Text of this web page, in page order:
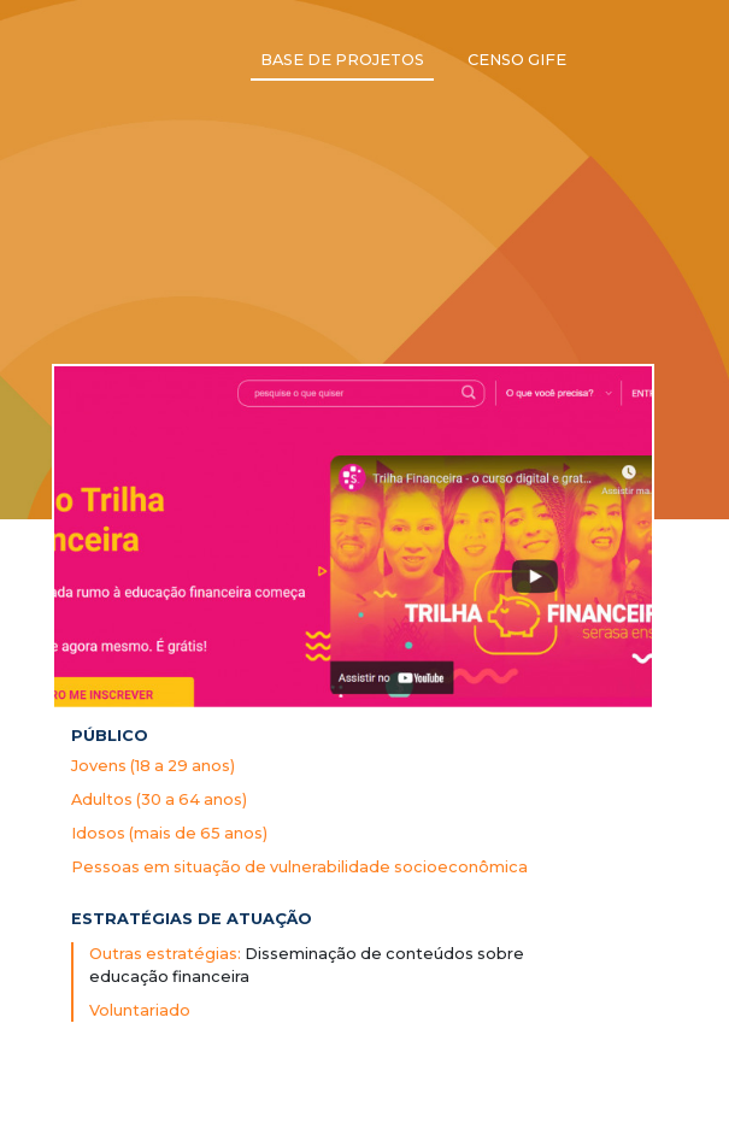
BASE DE PROJETOS CENSO GIFE
PÚBLICO
Jovens (18 a 29 anos)
Adultos (30 a 64 anos)
Idosos (mais de 65 anos)
Pessoas em situação de vulnerabilidade socioeconômica
ESTRATÉGIAS DE ATUAÇÃO
Outras estratégias: Disseminação de conteúdos sobre
educação financeira
Voluntariado